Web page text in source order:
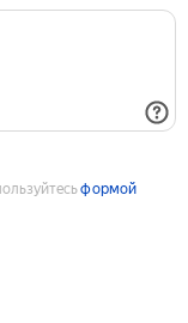
формой